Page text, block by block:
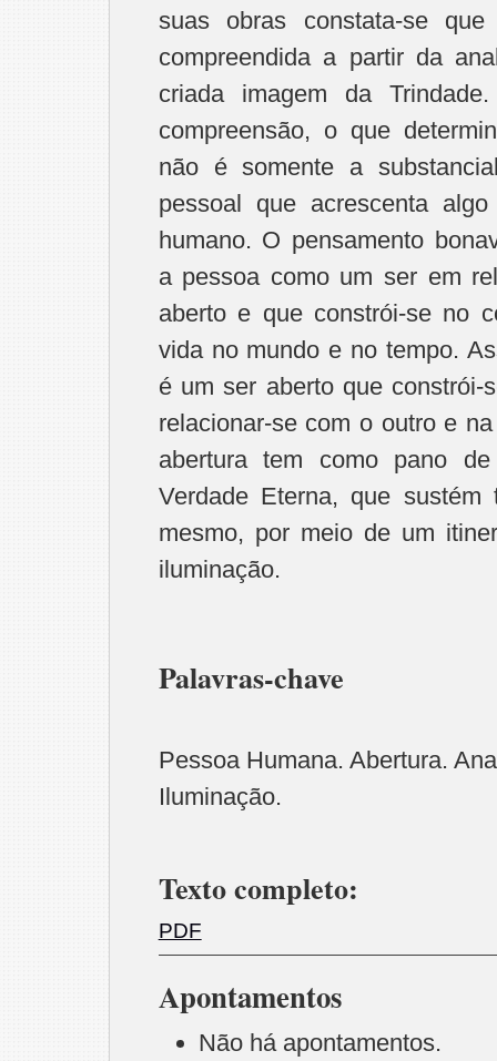
suas obras constata-se
compreendida a partir da
criada imagem da
compreensão, o que
não é somente a
pessoal que acrescenta
humano. O pensamento
a pessoa como um ser em
aberto e que constrói-se no
vida no mundo e no tempo.
é um ser aberto que constrói-
relacionar-se com o outro e
abertura tem como pano
Verdade Eterna, que
mesmo, por meio de um
iluminação.
Palavras-chave
Pessoa Humana. Abertura.
Iluminação.
Texto completo:
PDF
Apontamentos
Não há apontamentos.